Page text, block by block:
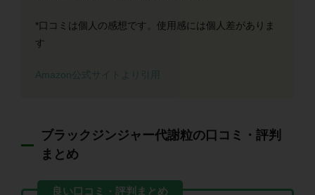
*口コミは個人の感想です。使用感には個人差がありま
す
Amazon公式サイトより引用
ブラックジンジャー代謝粒の口コミ・評判
まとめ